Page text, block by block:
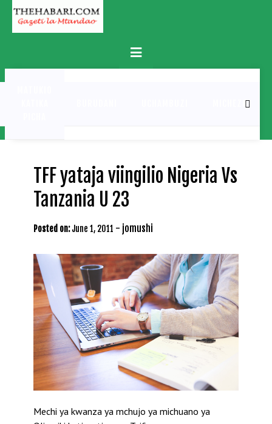
Skip
content
Primary
Menu
MICHEZO
TFF yataja viingilio Nigeria Vs
Tanzania U 23
Posted on: June 1, 2011 - jomushi
Mechi ya kwanza ya mchujo ya michuano ya